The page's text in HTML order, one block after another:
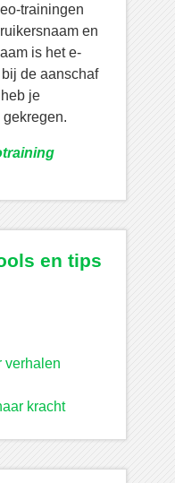
trainingen
en
is het e-
de aanschaf
je
en tips
verhalen
kracht